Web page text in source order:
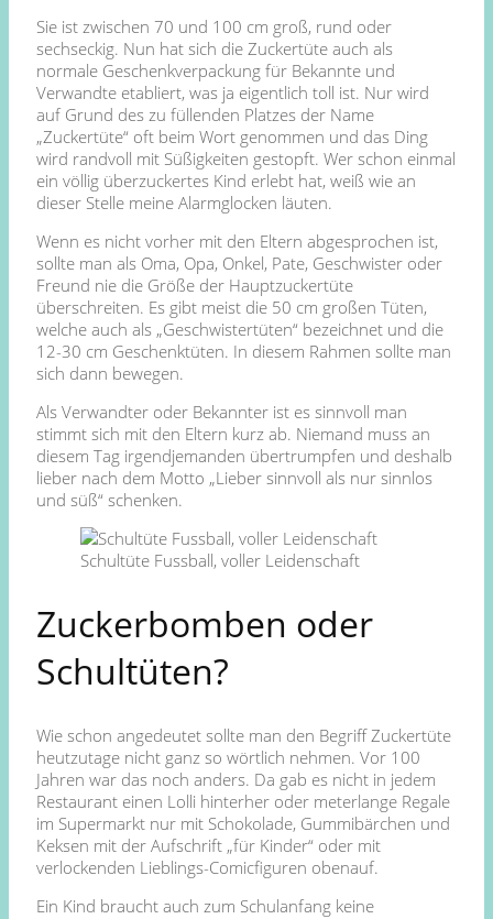
Sie ist zwischen 70 und 100 cm groß, rund oder
sechseckig. Nun hat sich die Zuckertüte auch als
normale Geschenkverpackung für Bekannte und
Verwandte etabliert, was ja eigentlich toll ist. Nur wird
auf Grund des zu füllenden Platzes der Name
„Zuckertüte“ oft beim Wort genommen und das Ding
wird randvoll mit Süßigkeiten gestopft. Wer schon einmal
ein völlig überzuckertes Kind erlebt hat, weiß wie an
dieser Stelle meine Alarmglocken läuten.
Wenn es nicht vorher mit den Eltern abgesprochen ist,
sollte man als Oma, Opa, Onkel, Pate, Geschwister oder
Freund nie die Größe der Hauptzuckertüte
überschreiten. Es gibt meist die 50 cm großen Tüten,
welche auch als „Geschwistertüten“ bezeichnet und die
12-30 cm Geschenktüten. In diesem Rahmen sollte man
sich dann bewegen.
Als Verwandter oder Bekannter ist es sinnvoll man
stimmt sich mit den Eltern kurz ab. Niemand muss an
diesem Tag irgendjemanden übertrumpfen und deshalb
lieber nach dem Motto „Lieber sinnvoll als nur sinnlos
und süß“ schenken.
Schultüte Fussball, voller Leidenschaft
Zuckerbomben oder
Schultüten?
Wie schon angedeutet sollte man den Begriff Zuckertüte
heutzutage nicht ganz so wörtlich nehmen. Vor 100
Jahren war das noch anders. Da gab es nicht in jedem
Restaurant einen Lolli hinterher oder meterlange Regale
im Supermarkt nur mit Schokolade, Gummibärchen und
Keksen mit der Aufschrift „für Kinder“ oder mit
verlockenden Lieblings-Comicfiguren obenauf.
Ein Kind braucht auch zum Schulanfang keine